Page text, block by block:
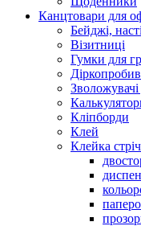
Канцтовари для
Бейджі,
Візитниці
Гумки для
Зволожувачі
Кліпборди
Клей
Клейка